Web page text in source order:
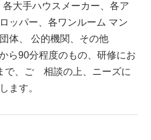
大手ハウスメーカー、各ア
ッパー、各ワンルーム マン
体、 公的機関、その他
ら90分程度のもの、研修にお
で、ご゙相談の上、ニーズに
ます。